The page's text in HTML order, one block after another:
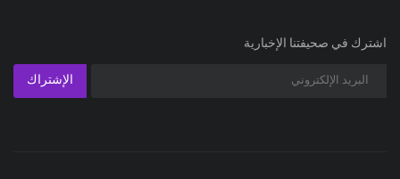
اشترك في صحيفتنا الإخبارية
الإشتراك